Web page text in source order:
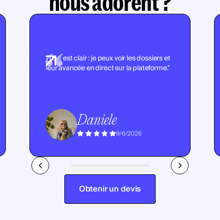
"Tout est clair : je peux voir les dossiers et
leur avancée en direct sur la plateforme."
Daniele
9/6/2026
Obtenir un devis